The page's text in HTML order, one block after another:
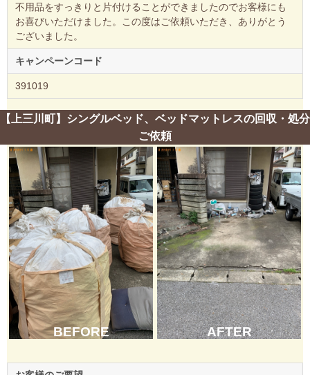
不用品をすっきりと片付けることができましたのでお客様にも
お喜びいただけました。この度はご依頼いただき、ありがとう
ございました。
キャンペーンコード
391019
【上三川町】シングルベッド、ベッドマットレスの回収・処分
ご依頼
BEFORE AFTER